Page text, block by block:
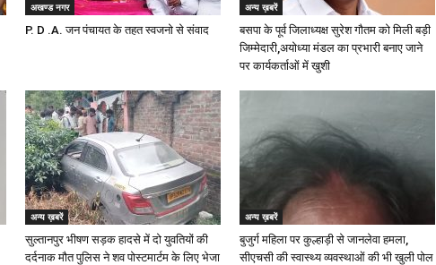
अखण्ड नगर
P. D .A. जन पंचायत के तहत स्वजनो से संवाद
अन्य ख़बरें
बसपा के पूर्व जिलाध्यक्ष सुरेश गौतम को मिली बड़ी
जिम्मेदारी,अयोध्या मंडल का प्रभारी बनाए जाने
पर कार्यकर्ताओं में खुशी
अन्य ख़बरें
सुल्तानपुर भीषण सड़क हादसे में दो युवतियों की
दर्दनाक मौत पुलिस ने शव पोस्टमार्टम के लिए भेजा
अन्य ख़बरें
बुजुर्ग महिला पर कुल्हाड़ी से जानलेवा हमला,
सीएचसी की स्वास्थ्य व्यवस्थाओं की भी खुली पोल